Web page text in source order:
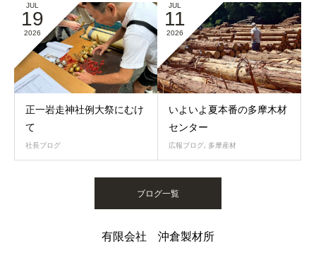
JUL
19
2026
正一岩走神社例大祭にむけ
て
社長ブログ
JUL
11
2026
いよいよ夏本番の多摩木材
センター
広報ブログ, 多摩産材
ブログ一覧
有限会社 沖倉製材所